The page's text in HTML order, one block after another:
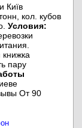
Київ
кол. кубов
Условия:
пару
От 90